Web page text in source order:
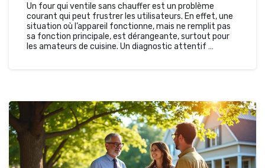
Un four qui ventile sans chauffer est un problème
courant qui peut frustrer les utilisateurs. En effet, une
situation où l’appareil fonctionne, mais ne remplit pas
sa fonction principale, est dérangeante, surtout pour
les amateurs de cuisine. Un diagnostic attentif …